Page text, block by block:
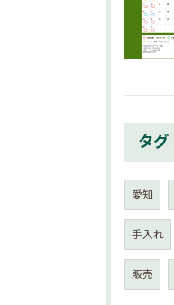
タグ
愛知
手入れ
販売